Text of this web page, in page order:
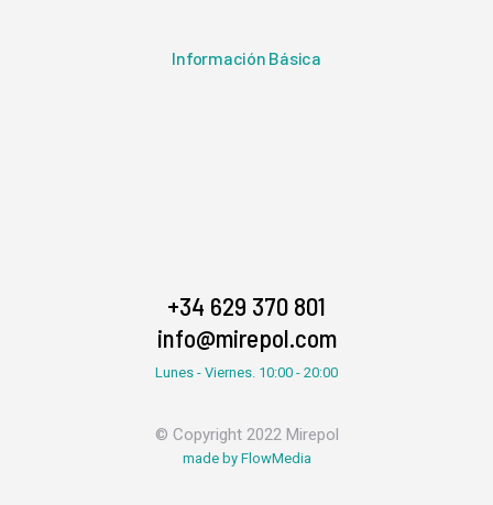
Información Básica
+34 629 370 801
info@mirepol.com
Lunes - Viernes. 10:00 - 20:00
© Copyright 2022 Mirepol
made by FlowMedia